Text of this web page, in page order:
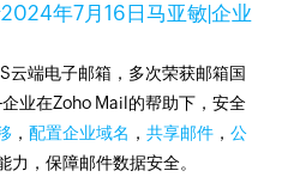
2024年7月16日马亚敏|企业
云端电子邮箱，多次荣获邮箱国
业在Zoho Mail的帮助下，安全
，配置企业域名 ，共享邮件 ，公
力，保障邮件数据安全。